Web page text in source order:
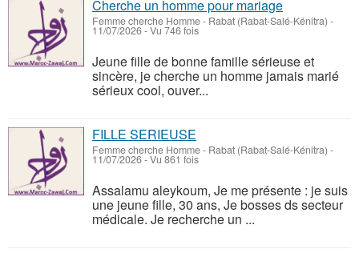
Cherche un homme pour mariage
Femme cherche Homme- Rabat (Rabat-Salé-Kénitra) -
11/07/2026 - Vu 746 fois
Jeune fille de bonne famille sérieuse et
sincère, je cherche un homme jamais marié
sérieux cool, ouver...
FILLE SERIEUSE
Femme cherche Homme- Rabat (Rabat-Salé-Kénitra) -
11/07/2026 - Vu 861 fois
Assalamu aleykoum, Je me présente : je suis
une jeune fille, 30 ans, Je bosses ds secteur
médicale. Je recherche un ...